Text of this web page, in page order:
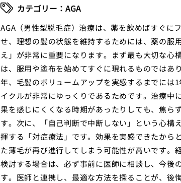
AGA
AGA（男性型脱毛症）治療は、薬を飲めばすぐに
せ、理想の髪の状態を維持するためには、薬の服
え」が非常に重要になります。まず最も大切な心
は、服用や塗布を始めてすぐに現れるものではあ
年、毛髪のボリュームアップを実感するまでには
イクルが非常にゆっくりであるためです。治療中
果を感じにくくなる時期があったりしても、焦ら
す。次に、「自己判断で中断しない」という心構
揮する「対症療法」です。効果を実感できたから
た薄毛が再び進行してしまう可能性が高いです。
検討する場合は、必ず事前に医師に相談し、今後
す。医師と連携し、最適な方法を探ることが、後